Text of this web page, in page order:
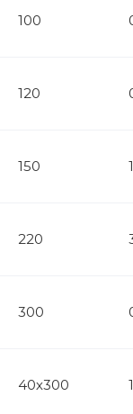
100
120
150
220
300
40х300